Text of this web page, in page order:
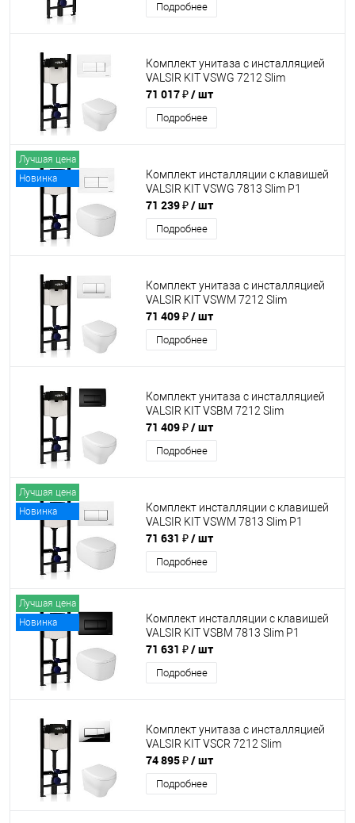
Подробнее
Комплект унитаза с инсталляцией
VALSIR KIT VSWG 7212 Slim
71 017 ₽/ шт
Подробнее
Лучшая цена
Новинка
Комплект инсталляции с клавишей
VALSIR KIT VSWG 7813 Slim P1
71 239 ₽/ шт
Подробнее
Комплект унитаза с инсталляцией
VALSIR KIT VSWM 7212 Slim
71 409 ₽/ шт
Подробнее
Комплект унитаза с инсталляцией
VALSIR KIT VSBM 7212 Slim
71 409 ₽/ шт
Подробнее
Лучшая цена
Новинка
Комплект инсталляции с клавишей
VALSIR KIT VSWM 7813 Slim P1
71 631 ₽/ шт
Подробнее
Лучшая цена
Новинка
Комплект инсталляции с клавишей
VALSIR KIT VSBM 7813 Slim P1
71 631 ₽/ шт
Подробнее
Комплект унитаза с инсталляцией
VALSIR KIT VSCR 7212 Slim
74 895 ₽/ шт
Подробнее